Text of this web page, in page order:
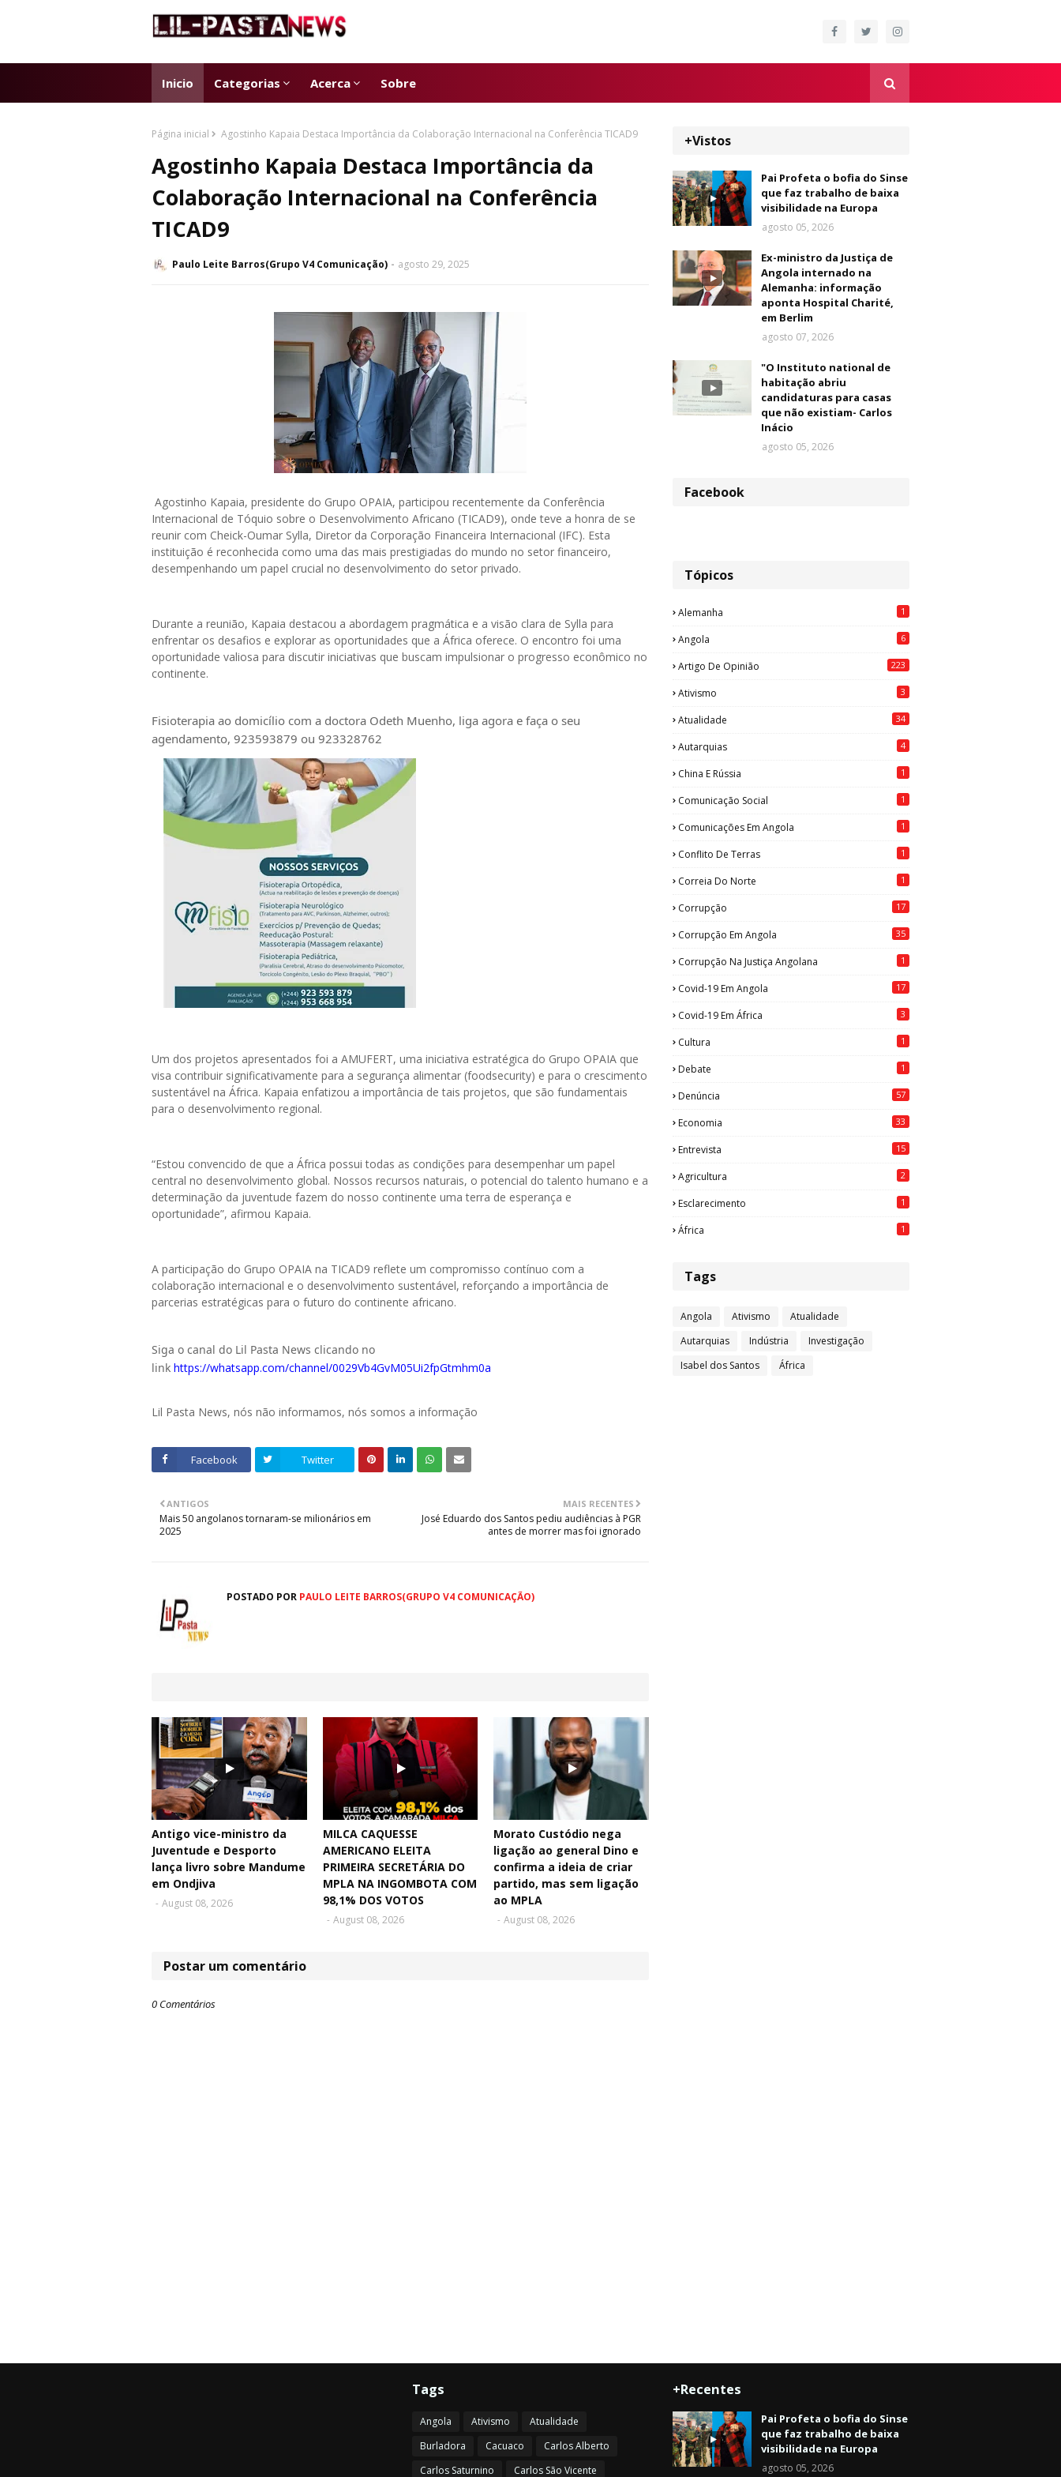
Inicio Categorias Acerca Sobre
Página inicial Agostinho Kapaia Destaca Importância da Colaboração Internacional na Conferência TICAD9
Agostinho Kapaia Destaca Importância da
Colaboração Internacional na Conferência
TICAD9
Paulo Leite Barros(Grupo V4 Comunicação) agosto 29, 2025
Agostinho Kapaia, presidente do Grupo OPAIA, participou recentemente da Conferência
Internacional de Tóquio sobre o Desenvolvimento Africano (TICAD9), onde teve a honra de se
reunir com Cheick-Oumar Sylla, Diretor da Corporação Financeira Internacional (IFC). Esta
instituição é reconhecida como uma das mais prestigiadas do mundo no setor financeiro,
desempenhando um papel crucial no desenvolvimento do setor privado.
Durante a reunião, Kapaia destacou a abordagem pragmática e a visão clara de Sylla para
enfrentar os desafios e explorar as oportunidades que a África oferece. O encontro foi uma
oportunidade valiosa para discutir iniciativas que buscam impulsionar o progresso econômico no
continente.
Fisioterapia ao domicílio com a doctora Odeth Muenho, liga agora e faça o seu
agendamento, 923593879 ou 923328762
Um dos projetos apresentados foi a AMUFERT, uma iniciativa estratégica do Grupo OPAIA que
visa contribuir significativamente para a segurança alimentar (foodsecurity) e para o crescimento
sustentável na África. Kapaia enfatizou a importância de tais projetos, que são fundamentais
para o desenvolvimento regional.
“Estou convencido de que a África possui todas as condições para desempenhar um papel
central no desenvolvimento global. Nossos recursos naturais, o potencial do talento humano e a
determinação da juventude fazem do nosso continente uma terra de esperança e
oportunidade”, afirmou Kapaia.
A participação do Grupo OPAIA na TICAD9 reflete um compromisso contínuo com a
colaboração internacional e o desenvolvimento sustentável, reforçando a importância de
parcerias estratégicas para o futuro do continente africano.
Siga o canal do Lil Pasta News clicando no
link https://whatsapp.com/channel/0029Vb4GvM05Ui2fpGtmhm0a
Lil Pasta News, nós não informamos, nós somos a informação
Facebook Twitter
MAIS RECENTES
José Eduardo dos Santos pediu audiências à PGR
antes de morrer mas foi ignorado
ANTIGOS
Mais 50 angolanos tornaram-se milionários em
2025
POSTADO POR PAULO LEITE BARROS(GRUPO V4 COMUNICAÇÃO)
Antigo vice-ministro da
Juventude e Desporto
lança livro sobre Mandume
em Ondjiva
- August 08, 2026
MILCA CAQUESSE
AMERICANO ELEITA
PRIMEIRA SECRETÁRIA DO
MPLA NA INGOMBOTA COM
98,1% DOS VOTOS
- August 08, 2026
Morato Custódio nega
ligação ao general Dino e
confirma a ideia de criar
partido, mas sem ligação
ao MPLA
- August 08, 2026
Postar um comentário
0 Comentários
+Vistos
Pai Profeta o bofia do Sinse
que faz trabalho de baixa
visibilidade na Europa
agosto 05, 2026
Ex-ministro da Justiça de
Angola internado na
Alemanha: informação
aponta Hospital Charité,
em Berlim
agosto 07, 2026
"O Instituto national de
habitação abriu
candidaturas para casas
que não existiam- Carlos
Inácio
agosto 05, 2026
Facebook
Tópicos
Alemanha 1
Angola 6
Artigo De Opinião 223
Ativismo 3
Atualidade 34
Autarquias 4
China E Rússia 1
Comunicação Social 1
Comunicações Em Angola 1
Conflito De Terras 1
Correia Do Norte 1
Corrupção 17
Corrupção Em Angola 35
Corrupção Na Justiça Angolana 1
Covid-19 Em Angola 17
Covid-19 Em África 3
Cultura 1
Debate 1
Denúncia 57
Economia 33
Entrevista 15
Agricultura 2
Esclarecimento 1
África 1
Tags
Angola Ativismo
Atualidade
Autarquias
Indústria
Investigação
Isabel dos Santos
África
Tags
Angola Ativismo
Atualidade
Burladora
Cacuaco
Carlos Alberto
Carlos Saturnino
Carlos São Vicente
+Recentes
Pai Profeta o bofia do Sinse
que faz trabalho de baixa
visibilidade na Europa
agosto 05, 2026